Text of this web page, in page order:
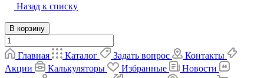
Назад к списку
В корзину
Главная Каталог Задать вопрос
Контакты
Акции
Калькуляторы Избранные
Новости